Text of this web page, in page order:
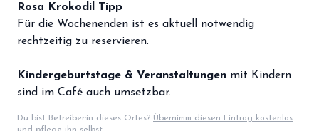
Rosa Krokodil Tipp
Für die Wochenenden ist es aktuell notwendig
rechtzeitig zu reservieren.
Kindergeburtstage & Veranstaltungen mit Kindern
sind im Café auch umsetzbar.
Du bist Betreiber:in dieses Ortes? Übernimm diesen Eintrag kostenlos